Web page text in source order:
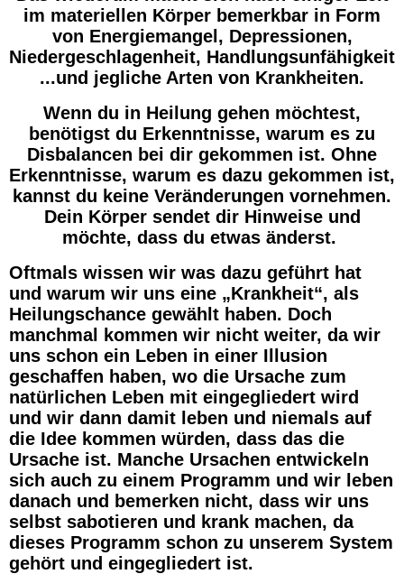
im materiellen Körper bemerkbar in Form
von Energiemangel, Depressionen,
Niedergeschlagenheit, Handlungsunfähigkeit
...und jegliche Arten von Krankheiten.
Wenn du in Heilung gehen möchtest,
benötigst du Erkenntnisse, warum es zu
Disbalancen bei dir gekommen ist. Ohne
Erkenntnisse, warum es dazu gekommen ist,
kannst du keine Veränderungen vornehmen.
Dein Körper sendet dir Hinweise und
möchte, dass du etwas änderst.
Oftmals wissen wir was dazu geführt hat
und warum wir uns eine „Krankheit“, als
Heilungschance gewählt haben. Doch
manchmal kommen wir nicht weiter, da wir
uns schon ein Leben in einer Illusion
geschaffen haben, wo die Ursache zum
natürlichen Leben mit eingegliedert wird
und wir dann damit leben und niemals auf
die Idee kommen würden, dass das die
Ursache ist. Manche Ursachen entwickeln
sich auch zu einem Programm und wir leben
danach und bemerken nicht, dass wir uns
selbst sabotieren und krank machen, da
dieses Programm schon zu unserem System
gehört und eingegliedert ist.